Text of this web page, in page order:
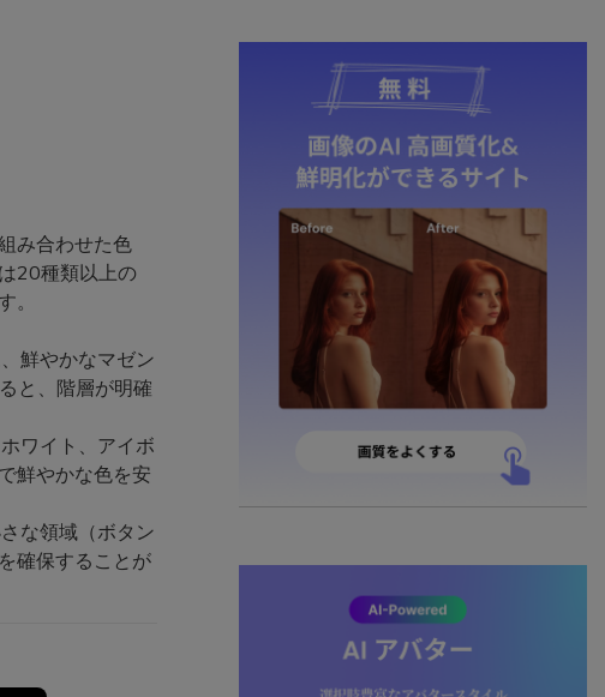
み合わせた色
20種類以上の
。
鮮やかなマゼン
と、階層が明確
ワイト、アイボ
鮮やかな色を安
な領域（ボタン
確保することが